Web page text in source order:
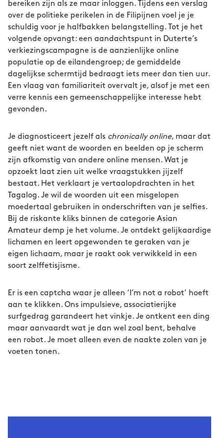
bereiken zijn als ze maar inloggen. Tijdens een verslag
over de politieke perikelen in de Filipijnen voel je je
schuldig voor je halfbakken belangstelling. Tot je het
volgende opvangt: een aandachtspunt in Duterte’s
verkiezingscampagne is de aanzienlijke online
populatie op de eilandengroep; de gemiddelde
dagelijkse schermtijd bedraagt iets meer dan tien uur.
Een vlaag van familiariteit overvalt je, alsof je met een
verre kennis een gemeenschappelijke interesse hebt
gevonden.
Je diagnosticeert jezelf als chronically online, maar dat
geeft niet want de woorden en beelden op je scherm
zijn afkomstig van andere online mensen. Wat je
opzoekt laat zien uit welke vraagstukken jijzelf
bestaat. Het verklaart je vertaalopdrachten in het
Tagalog. Je wil de woorden uit een misgelopen
moedertaal gebruiken in onderschriften van je selfies.
Bij de riskante kliks binnen de categorie Asian
Amateur demp je het volume. Je ontdekt gelijkaardige
lichamen en leert opgewonden te geraken van je
eigen lichaam, maar je raakt ook verwikkeld in een
soort zelffetisjisme.
Er is een captcha waar je alleen ‘I’m not a robot’ hoeft
aan te klikken. Ons impulsieve, associatierijke
surfgedrag garandeert het vinkje. Je ontkent een ding
maar aanvaardt wat je dan wel zoal bent, behalve
een robot. Je moet alleen even de naakte zolen van je
voeten tonen.